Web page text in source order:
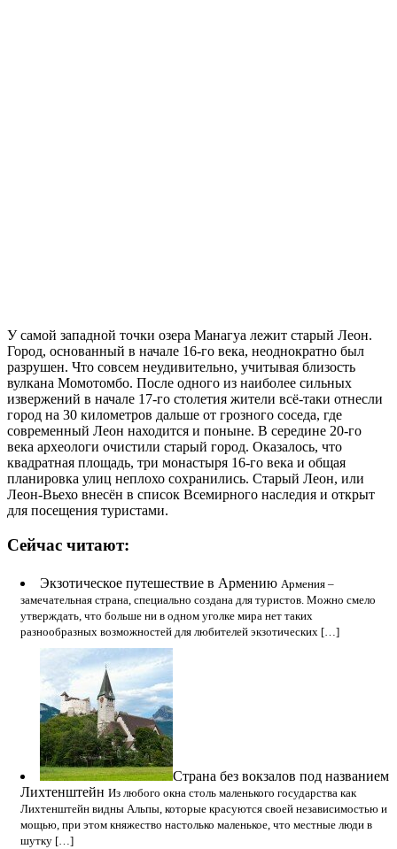
У самой западной точки озера Манагуа лежит старый Леон.
Город, основанный в начале 16-го века, неоднократно был
разрушен. Что совсем неудивительно, учитывая близость
вулкана Момотомбо. После одного из наиболее сильных
извержений в начале 17-го столетия жители всё-таки отнесли
город на 30 километров дальше от грозного соседа, где
современный Леон находится и поныне. В середине 20-го
века археологи очистили старый город. Оказалось, что
квадратная площадь, три монастыря 16-го века и общая
планировка улиц неплохо сохранились. Старый Леон, или
Леон-Вьехо внесён в список Всемирного наследия и открыт
для посещения туристами.
Сейчас читают:
Экзотическое путешествие в Армению Армения –
замечательная страна, специально создана для туристов. Можно смело
утверждать, что больше ни в одном уголке мира нет таких
разнообразных возможностей для любителей экзотических […]
Страна без вокзалов под названием
Лихтенштейн Из любого окна столь маленького государства как
Лихтенштейн видны Альпы, которые красуются своей независимостью и
мощью, при этом княжество настолько маленькое, что местные люди в
шутку […]